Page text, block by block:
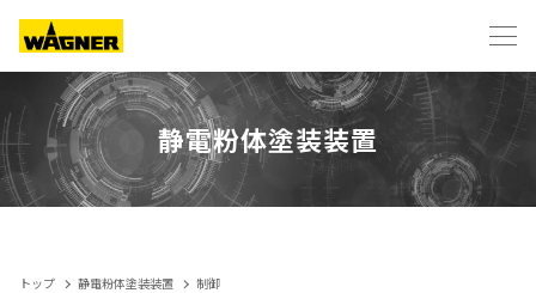
静電粉体塗装装置
トップ 静電粉体塗装装置 制御